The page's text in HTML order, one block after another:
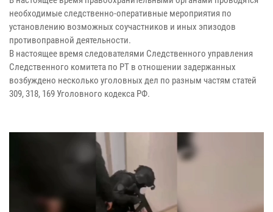
необходимые следственно-оперативные мероприятия по
установлению возможных соучастников и иных эпизодов
противоправной деятельности.
В настоящее время следователями Следственного управления
Следственного комитета по РТ в отношении задержанных
возбуждено несколько уголовных дел по разным частям статей
309, 318, 169 Уголовного кодекса РФ.